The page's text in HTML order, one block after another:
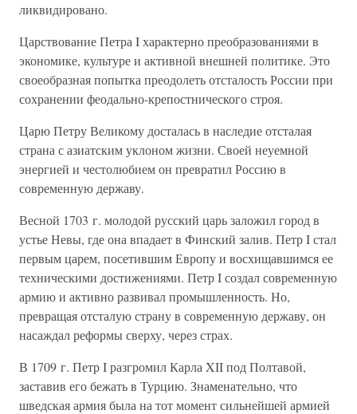
ликвидировано.
Царствование Петра I характерно преобразованиями в
экономике, культуре и активной внешней политике. Это
своеобразная попытка преодолеть отсталость России при
сохранении феодально-крепостнического строя.
Царю Петру Великому досталась в наследие отсталая
страна с азиатским уклоном жизни. Своей неуемной
энергией и честолюбием он превратил Россию в
современную державу.
Весной 1703 г. молодой русский царь заложил город в
устье Невы, где она впадает в Финский залив. Петр I стал
первым царем, посетившим Европу и восхищавшимся ее
техническими достижениями. Петр I создал современную
армию и активно развивал промышленность. Но,
превращая отсталую страну в современную державу, он
насаждал реформы сверху, через страх.
В 1709 г. Петр I разгромил Карла XII под Полтавой,
заставив его бежать в Турцию. Знаменательно, что
шведская армия была на тот момент сильнейшей армией